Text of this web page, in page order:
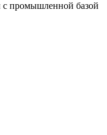
с промышленной базой